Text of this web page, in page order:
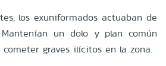
los exuniformados actuaban de
Mantenían un dolo y plan común
graves ilícitos en la zona.